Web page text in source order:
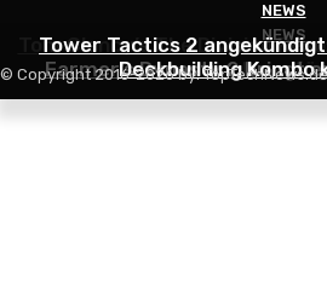
NEWS
Tom Clancy’s The Division
euch
NEWS
Farmer’s Dynasty 2 bringt
NEWS
Tower Tactics 2
Deckbuilding
© Copyright 2016-2026 by: